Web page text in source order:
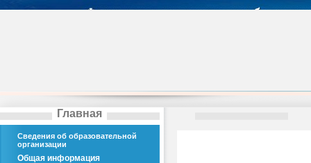
Главная
Сведения об образовательной
организации
Общая информация